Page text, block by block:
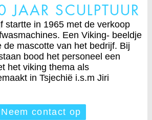
JAAR SCULPTUUR
startte in 1965 met de verkoop
Een Viking- beeldje
de mascotte van het bedrijf. Bij
bood het personeel een
het viking thema als
in Tsjechië i.s.m Jiri
contact op